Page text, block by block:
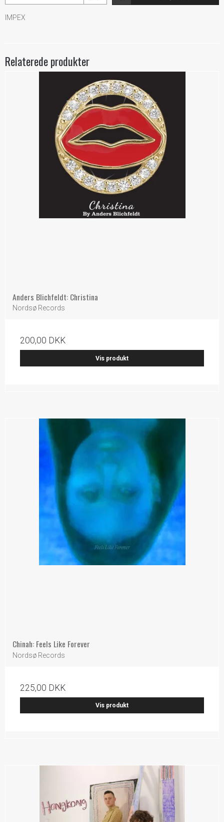
IMPEX
Relaterede produkter
Anders Blichfeldt: Christina
Nordsø Records
200,00 DKK
Vis produkt
Chinah: Feels Like Forever
Nordsø Records
225,00 DKK
Vis produkt